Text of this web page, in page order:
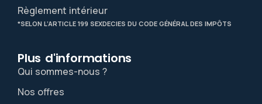
Règlement intérieur
*SELON L’ARTICLE 199 SEXDECIES DU CODE GÉNÉRAL DES IMPÔTS
Plus d'informations​
Qui sommes-nous ?
Nos offres